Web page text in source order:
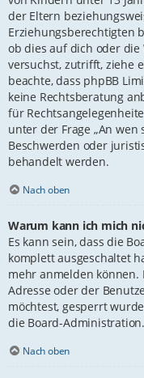
der Eltern
Erziehungsberechtigten
ob dies auf dich oder
versuchst, zutrifft, ziehe
beachte, dass phpBB
keine Rechtsberatung
für
unter der Frage „An
Beschwerden oder
behandelt werden.
Nach oben
Warum kann ich mich
Es kann sein, dass die
komplett ausgeschaltet
mehr anmelden können.
Adresse oder der
möchtest, gesperrt
die Board-Administration.
Nach oben